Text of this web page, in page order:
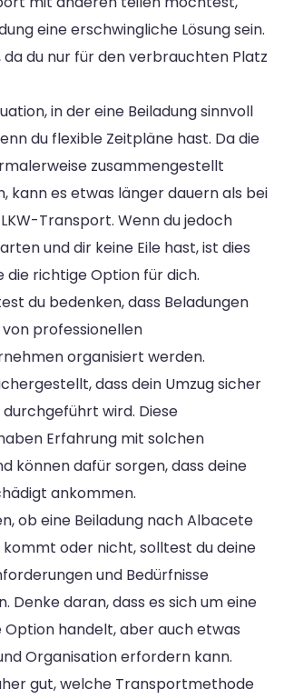
eine erschwingliche Lösung sein.
da du nur für den verbrauchten Platz
in der eine Beiladung sinnvoll
du flexible Zeitpläne hast. Da die
zusammengestellt
kann es etwas länger dauern als bei
Transport. Wenn du jedoch
und dir keine Eile hast, ist dies
die richtige Option für dich.
du bedenken, dass Beladungen
professionellen
organisiert werden.
dass dein Umzug sicher
durchgeführt wird. Diese
Erfahrung mit solchen
können dafür sorgen, dass deine
ankommen.
ob eine Beiladung nach Albacete
oder nicht, solltest du deine
und Bedürfnisse
Denke daran, dass es sich um eine
Option handelt, aber auch etwas
Organisation erfordern kann.
gut, welche Transportmethode